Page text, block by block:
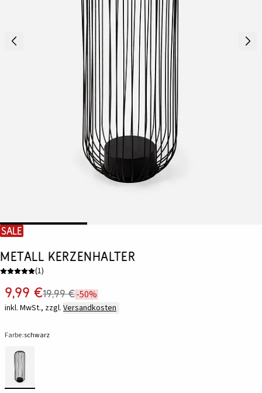
SALE
Metall Kerzenhalter
(1)
9,99 €19,99 €-50%
inkl. MwSt., zzgl. Versandkosten
Farbe:schwarz